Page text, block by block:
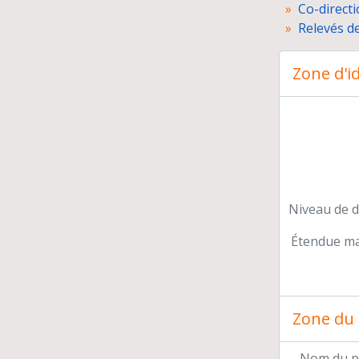
Co-
Relevés
Zone
Niveau de
Étendue
Zone